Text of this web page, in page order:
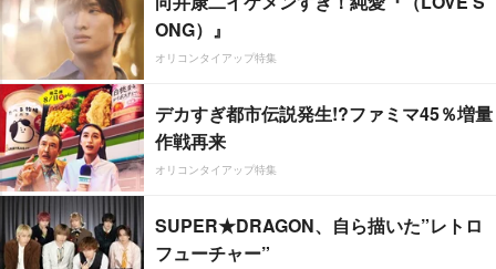
ONG）』
オリコンタイアップ特集
デカすぎ都市伝説発生!?ファミマ45％増量
作戦再来
オリコンタイアップ特集
SUPER★DRAGON、自ら描いた”レトロ
フューチャー”